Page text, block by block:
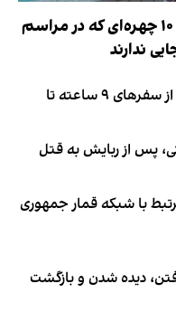
لیست ممنوعه کریستیانو؛ ۱۰ چهره‌ای که در مراسم
ندارند
روایت فداکاری‌های محمد صلاح؛ از سفرهای ۹ ساعته تا
پس از ربایش به قتل
با شبکه قمار جمهوری
دیده شدن و بازگشت